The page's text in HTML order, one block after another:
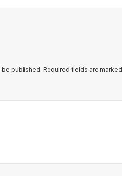
be published. Required fields are marked